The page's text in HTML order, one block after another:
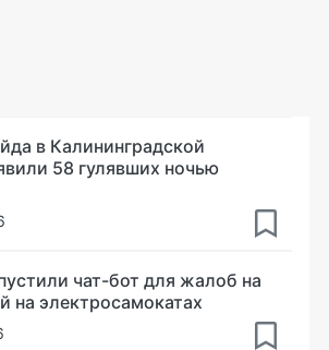
в Калининградской
58 гулявших ночью
чат-бот для жалоб на
на электросамокатах